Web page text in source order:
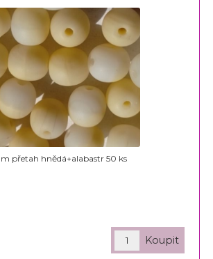
přetah hnědá+alabastr 50 ks